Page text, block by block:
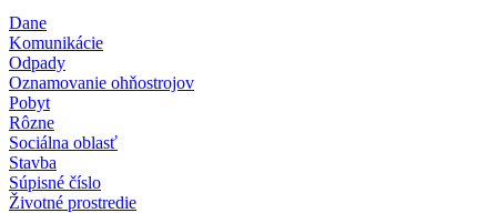
Dane
Komunikácie
Odpady
Oznamovanie ohňostrojov
Pobyt
Rôzne
Sociálna oblasť
Stavba
Súpisné číslo
Životné prostredie